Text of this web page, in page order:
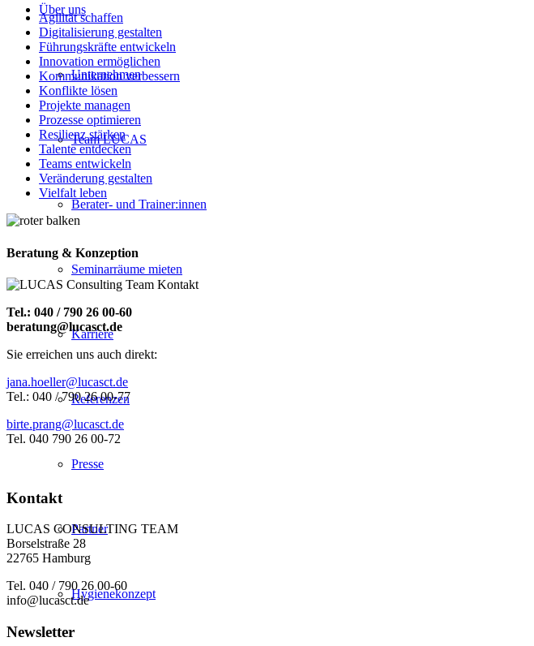
Über uns
Unternehmen
Team LUCAS
Berater- und Trainer:innen
Seminarräume mieten
Karriere
Referenzen
Presse
Partner
Hygienekonzept
Agilität schaffen
Digitalisierung gestalten
Führungskräfte entwickeln
Innovation ermöglichen
Kommunikation verbessern
Konflikte lösen
Projekte managen
Prozesse optimieren
Resilienz stärken
Talente entdecken
Teams entwickeln
Veränderung gestalten
Vielfalt leben
Beratung & Konzeption
Tel.: 040 / 790 26 00-60
beratung@lucasct.de
Sie erreichen uns auch direkt:
jana.hoeller@lucasct.de
Tel.: 040 / 790 26 00-77
birte.prang@lucasct.de
Tel. 040 790 26 00-72
Kontakt
LUCAS CONSULTING TEAM
Borselstraße 28
22765 Hamburg
Tel. 040 / 790 26 00-60
info@lucasct.de
Newsletter